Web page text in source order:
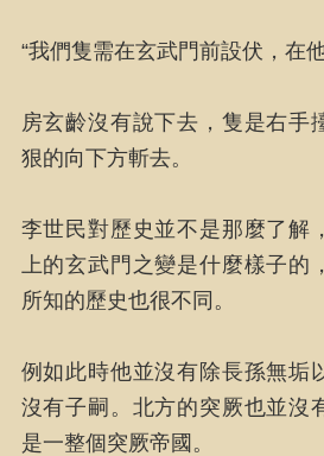
“我們隻需在玄武門前設伏，在
房玄齡沒有說下去，隻是右手
狠的向下方斬去。
李世民對歷史並不是那麼了解
上的玄武門之變是什麼樣子的
所知的歷史也很不同。
例如此時他並沒有除長孫無垢
沒有子嗣。北方的突厥也並沒
是一整個突厥帝國。